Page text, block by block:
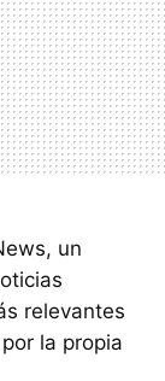
un
relevantes
la propia